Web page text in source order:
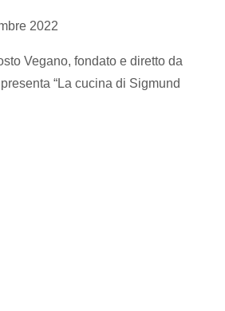
2022
Vegano, fondato e diretto da
“La cucina di Sigmund